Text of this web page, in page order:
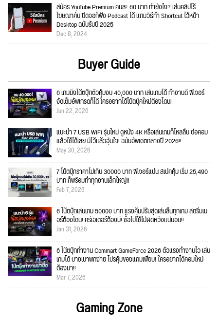
สมัคร YouTube Premium คนละ 60 บาท ทำยังไง? เล่นคลิปไร้
โฆษณาคั่น ปิดจอก็ฟัง Podcast ได้ แถมวิธีทำ Shortcut ไว้หน้า
Desktop ฉบับรับปี 2025
Dec 8, 2024
Buyer Guide
6 เกมมิ่งโน้ตบุ๊กตัวคุ้มงบ 40,000 บาท เล่นเกมได้ ทำงานดี ฟีเจอร์
จัดเต็มอัพเกรดก็ได้ ใครอยากได้โน้ตบุ๊คใหม่ต้องโดน!
Jun 22, 2026
แนะนำ 7 USB WiFi รุ่นใหม่ ดูหนัง 4K หรือเล่นเกมก็ไหลลื่น ต่อคอม
แล้วใช้ได้เลย มีไว้แล้วอุ่นใจ! ฉบับอัพเดตกลางปี 2026!!
May 30, 2026
7 โน้ตบุ๊กราคาไม่เกิน 30000 บาท ฟีเจอร์แน่น สเปคคุ้ม เริ่ม 25,490
บาท ก็พร้อมทำทุกงานเล็กใหญ่!!
Feb 7, 2026
6 โน้ตบุ๊กเล่นเกม 50000 บาท แรงคุ้มปรับสุดเล่นลื่นทุกเกม สตรีมเม
อร์ต้องโดน! ครีเอเตอร์ต้องมี! ซื้อไปใช้ไม่ผิดหวังแน่นอน!!
Jan 31, 2026
6 โน้ตบุ๊กทำงาน Commart GameForce 2026 ตัวแรงทำงานไว เล่น
เกมได้ บางเบาพกง่าย โปรคุ้มของแถมเพียบ! ใครอยากได้คอมใหม่
ต้องมา!!
Mar 7, 2026
Gaming Zone